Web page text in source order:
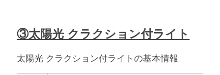
③太陽光 クラクション付ライト
太陽光 クラクション付ライトの基本情報